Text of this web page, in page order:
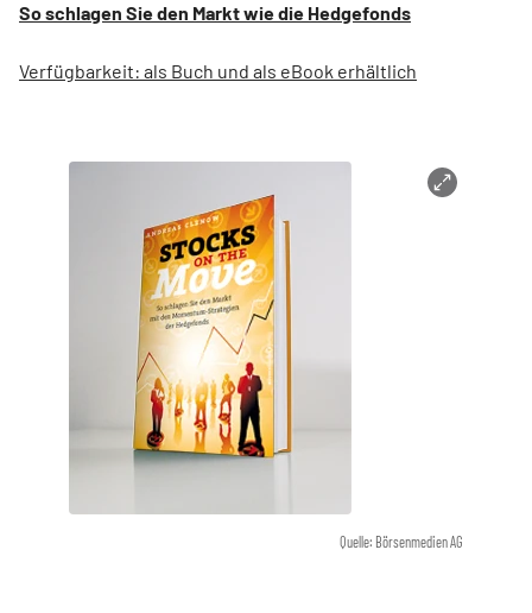
So schlagen Sie den Markt wie die Hedgefonds
Verfügbarkeit: als Buch und als eBook erhältlich
Quelle: Börsenmedien AG